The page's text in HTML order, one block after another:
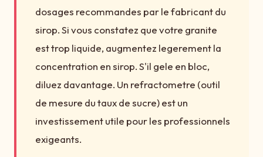
dosages recommandes par le fabricant du
sirop. Si vous constatez que votre granite
est trop liquide, augmentez legerement la
concentration en sirop. S'il gele en bloc,
diluez davantage. Un refractometre (outil
de mesure du taux de sucre) est un
investissement utile pour les professionnels
exigeants.